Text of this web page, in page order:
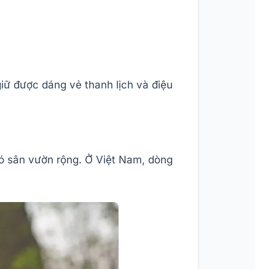
được dáng vẻ thanh lịch và điệu
vườn rộng. Ở Việt Nam, dòng